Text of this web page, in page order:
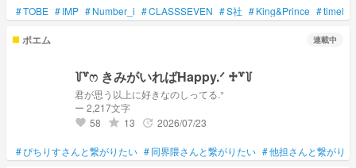
#TOBE #IMP #Number_i #CLASSSEVEN #S社 #King&Prince #
ポエム 連載中
꒦꒷ෆ‪ きみがいればHappy.ᐟ‪ ♱꒷꒦
君が思う以上に好きなのしってる.ᐣ
ー 2,217文字
favorite 58 grade 13 update 2026/07/23
#ぴちりすさんと繋がりたい #同界隈さんと繋がりたい #他担さんと繋がり